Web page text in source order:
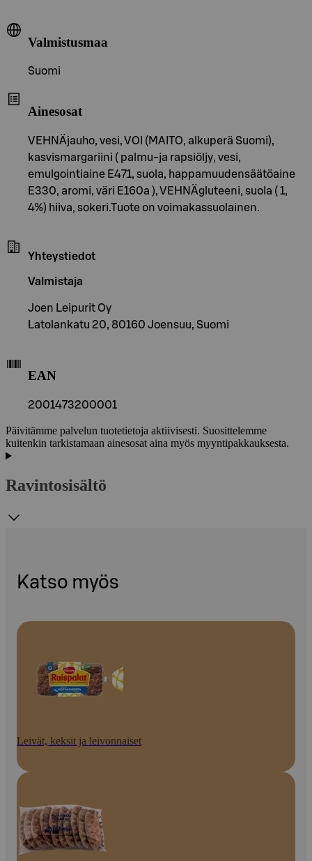
Valmistusmaa
Suomi
Ainesosat
VEHNÄjauho, vesi, VOI (MAITO, alkuperä Suomi),
kasvismargariini ( palmu-ja rapsiöljy, vesi,
emulgointiaine E471, suola, happamuudensäätöaine
E330, aromi, väri E160a ), VEHNÄgluteeni, suola ( 1,
4%) hiiva, sokeri.Tuote on voimakassuolainen.
Yhteystiedot
Valmistaja
Joen Leipurit Oy
Latolankatu 20, 80160 Joensuu, Suomi
EAN
2001473200001
Päivitämme palvelun tuotetietoja aktiivisesti. Suosittelemme
kuitenkin tarkistamaan ainesosat aina myös myyntipakkauksesta.
Ravintosisältö
Katso myös
Leivät, keksit ja leivonnaiset